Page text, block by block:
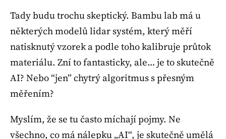
Tady budu trochu skeptický. Bambu lab má u
některých modelů lidar systém, který měří
natisknutý vzorek a podle toho kalibruje průtok
materiálu. Zní to fantasticky, ale… je to skutečně
AI? Nebo “jen” chytrý algoritmus s přesným
měřením?
Myslím, že se tu často míchají pojmy. Ne
všechno, co má nálepku „AI“, je skutečně umělá